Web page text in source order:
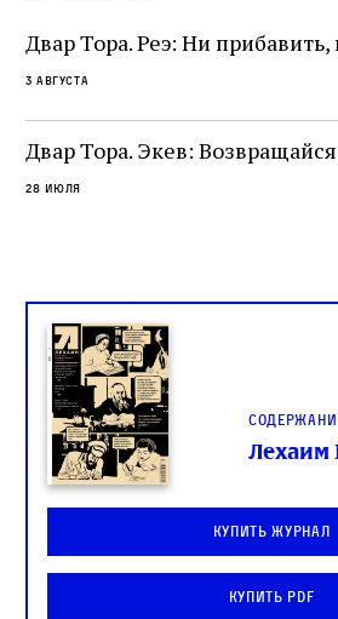
не просто покровитель
окружённый книгами. Перед
одно решение которого
целой общины и стало
спора о том, кому
слово в переводе Библии
Двар Тора. Реэ: Ни прибавить,
3 августа
Двар Тора. Экев:
28 июля
Лехаим
Купить журнал
Купить PDF